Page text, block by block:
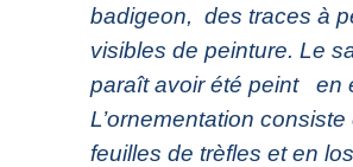
badigeon, des traces à
visibles de peinture. Le
paraît avoir été peint en
L’ornementation consiste
feuilles de trèfles et en